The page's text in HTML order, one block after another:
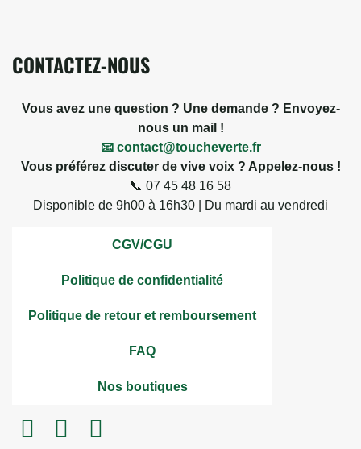
CONTACTEZ-NOUS
Vous avez une question ? Une demande ? Envoyez-
nous un mail !
📧 contact@toucheverte.fr
Vous préférez discuter de vive voix ? Appelez-nous !
📞 07 45 48 16 58
Disponible de 9h00 à 16h30 | Du mardi au vendredi
CGV/CGU
Politique de confidentialité
Politique de retour et remboursement
FAQ
Nos boutiques